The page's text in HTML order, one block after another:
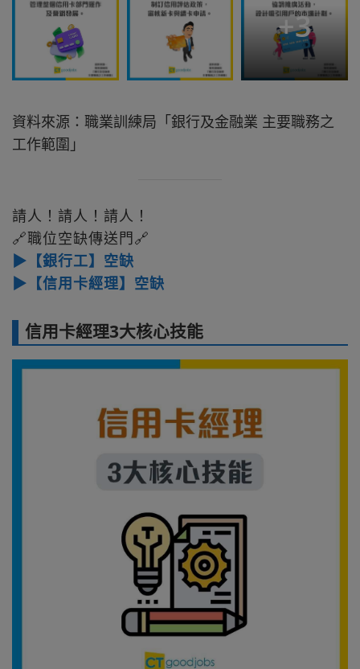
+3
資料來源：職業訓練局「銀行及金融業 主要職務之
工作範圍」
請人！請人！請人！
🔗職位空缺傳送門🔗
▶【銀行工】空缺
▶【信用卡經理】空缺
信用卡經理3大核心技能